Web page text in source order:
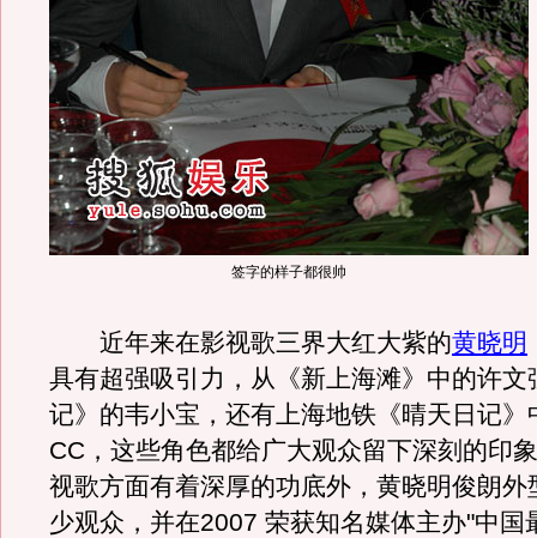
签字的样子都很帅
近年来在影视歌三界大红大紫的黄晓明
具有超强吸引力，从《新上海滩》中的许文
记》的韦小宝，还有上海地铁《晴天日记》
CC，这些角色都给广大观众留下深刻的印
视歌方面有着深厚的功底外，黄晓明俊朗外
少观众，并在2007 荣获知名媒体主办"中国